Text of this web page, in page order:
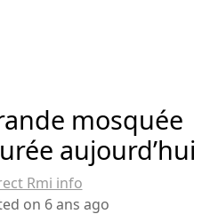
mosquée
aujourd’hui
Rmi info
on 6 ans ago